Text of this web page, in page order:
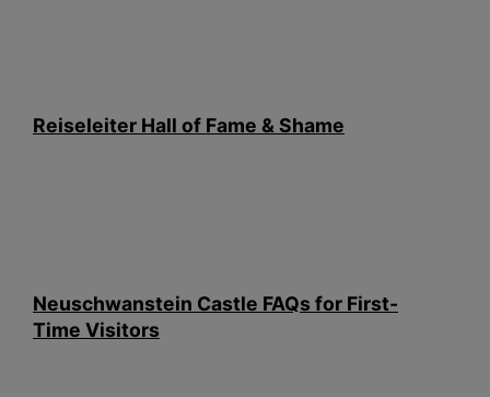
Reiseleiter Hall of Fame & Shame
Neuschwanstein Castle FAQs for First-
Time Visitors